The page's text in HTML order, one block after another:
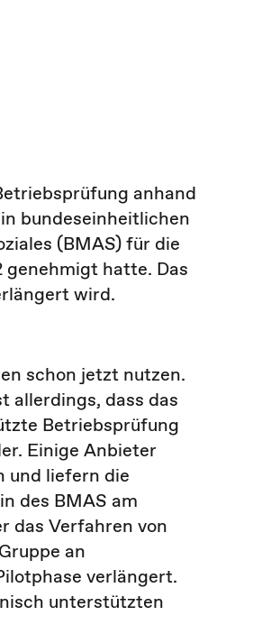
anhand
bundeseinheitlichen
(BMAS) für die
genehmigt hatte. Das
wird.
schon jetzt nutzen.
allerdings, dass das
Betriebsprüfung
Einige Anbieter
und liefern die
des BMAS am
das Verfahren von
an
verlängert.
unterstützten